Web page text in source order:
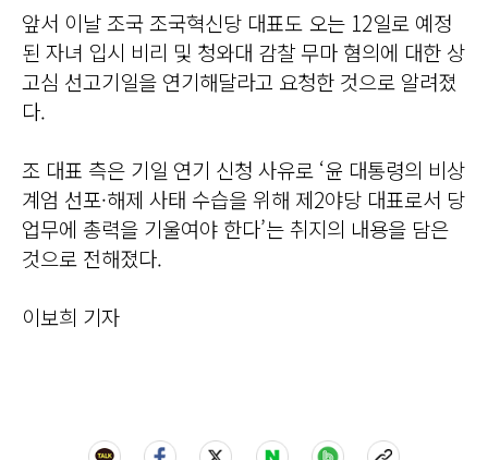
앞서 이날 조국 조국혁신당 대표도 오는 12일로 예정
된 자녀 입시 비리 및 청와대 감찰 무마 혐의에 대한 상
고심 선고기일을 연기해달라고 요청한 것으로 알려졌
다.
조 대표 측은 기일 연기 신청 사유로 ‘윤 대통령의 비상
계엄 선포·해제 사태 수습을 위해 제2야당 대표로서 당
업무에 총력을 기울여야 한다’는 취지의 내용을 담은
것으로 전해졌다.
이보희 기자